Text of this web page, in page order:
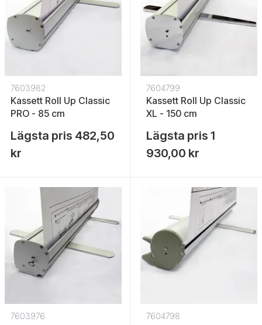
7603982
Kassett Roll Up Classic
PRO - 85 cm
Lägsta pris 482,50
kr
7604799
Kassett Roll Up Classic
XL - 150 cm
Lägsta pris 1
930,00 kr
7603976 7604798